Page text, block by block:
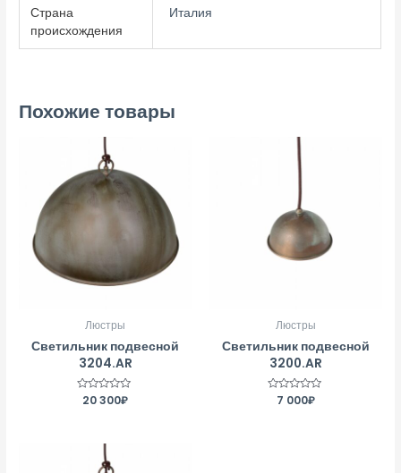
Страна
происхождения
Италия
Похожие товары
Люстры
Светильник подвесной
3204.AR
Оценка
20 300₽
Люстры
Светильник подвесной
3200.AR
Оценка
7 000₽